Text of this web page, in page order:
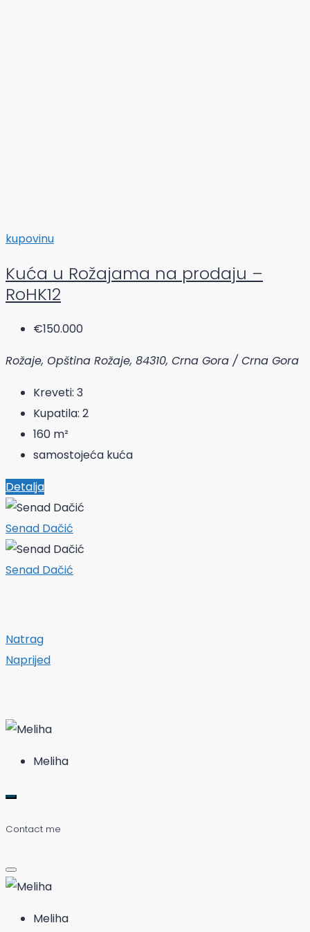
kupovinu
Kuća u Rožajama na prodaju –
RoHK12
€150.000
Rožaje, Opština Rožaje, 84310, Crna Gora / Crna Gora
Kreveti: 3
Kupatila: 2
160 m²
samostojeća kuća
Detalja
Senad Dačić
Senad Dačić
Natrag
Naprijed
Meliha
Contact me
Meliha